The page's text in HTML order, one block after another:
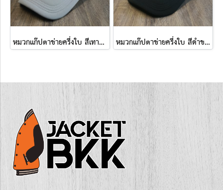
หมวกแก๊ปตาข่ายครึ่งใบ สีเทาขาว หมวกแก๊ปตาข่ายครึ่งใบ สีดำขาว